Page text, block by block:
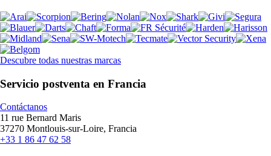
Descubre todas nuestras marcas
Servicio postventa en Francia
Contáctanos
11 rue Bernard Maris
37270 Montlouis-sur-Loire, Francia
+33 1 86 47 62 58